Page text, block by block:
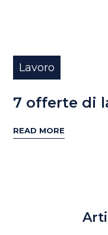
Lavoro
7 offerte di
READ MORE